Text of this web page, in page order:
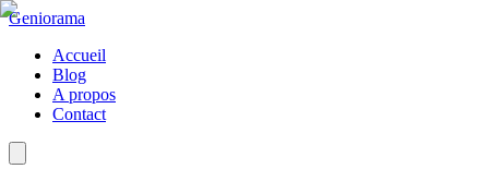
Geniorama
Accueil
Blog
A propos
Contact